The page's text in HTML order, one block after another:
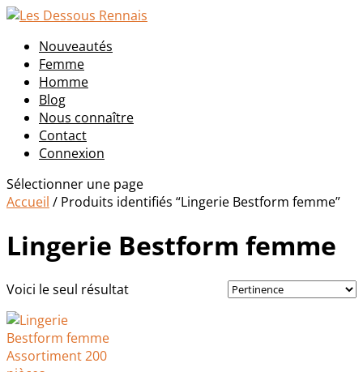
Nouveautés
Femme
Homme
Blog
Nous connaître
Contact
Connexion
Sélectionner une page
Accueil / Produits identifiés “Lingerie Bestform femme”
Lingerie Bestform femme
Voici le seul résultat